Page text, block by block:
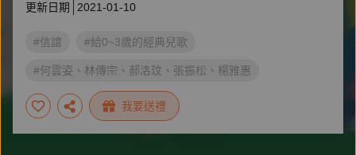
更新日期
2021-01-10
#信誼 #給0~3歲的經典兒歌
#何雲姿、林傳宗、郝洛玟、張振松、楊雅惠
#伊比ㄚㄚ
我要送禮